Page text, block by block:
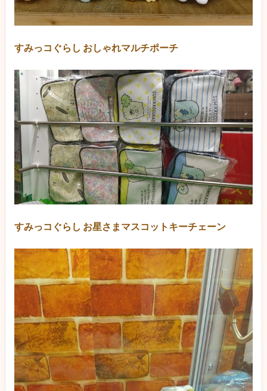
すみっコぐらし おしゃれマルチポーチ
すみっコぐらし お星さまマスコットキーチェーン